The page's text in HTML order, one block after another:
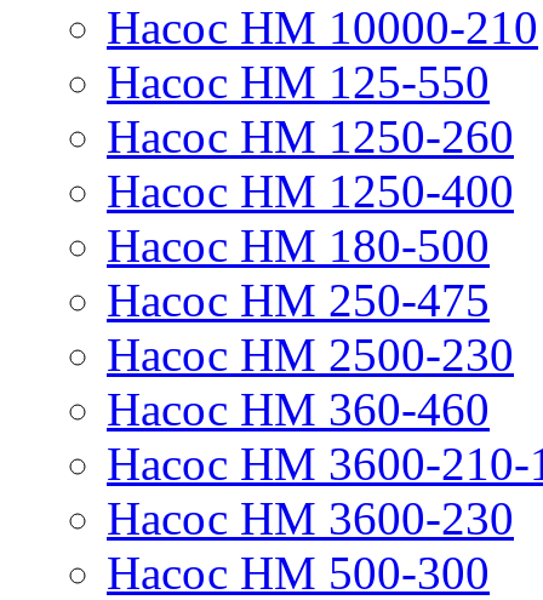
Насос НМ 10000-210
Насос НМ 125-550
Насос НМ 1250-260
Насос НМ 1250-400
Насос НМ 180-500
Насос НМ 250-475
Насос НМ 2500-230
Насос НМ 360-460
Насос НМ 3600-210-
Насос НМ 3600-230
Насос НМ 500-300